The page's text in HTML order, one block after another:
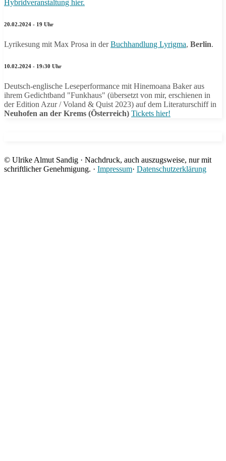
Hybridveranstaltung hier.
20.02.2024 - 19 Uhr
Lyrikesung mit Max Prosa in derBuchhandlung Lyrigma, Berlin.
10.02.2024 - 19:30 Uhr
Deutsch-englische Leseperformance mit Hinemoana Baker aus
ihrem Gedichtband "Funkhaus" (übersetzt von mir, erschienen in
der Edition Azur / Voland & Quist 2023) auf dem Literaturschiff in
Neuhofen an der Krems (Österreich) Tickets hier!
© Ulrike Almut Sandig · Nachdruck, auch auszugsweise, nur mit
schriftlicher Genehmigung. · Impressum· Datenschutzerklärung